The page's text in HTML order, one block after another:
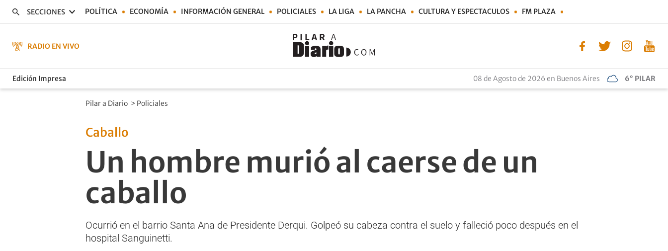
SECCIONES POLÍTICA ECONOMÍA INFORMACIÓN GENERAL POLICIALES LA LIGA LA PANCHA CULTURA Y ESPECTACULOS FM PLAZA
RADIO EN VIVO
Edición Impresa 08 de Agosto de 2026 en Buenos Aires 6° PILAR
Pilar a Diario > Policiales
Caballo
Un hombre murió al caerse de un
caballo
Ocurrió en el barrio Santa Ana de Presidente Derqui. Golpeó su cabeza contra el suelo y falleció poco después en el
hospital Sanguinetti.